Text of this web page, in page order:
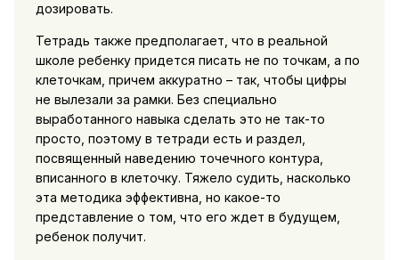
дозировать.
Тетрадь также предполагает, что в реальной
школе ребенку придется писать не по точкам, а по
клеточкам, причем аккуратно – так, чтобы цифры
не вылезали за рамки. Без специально
выработанного навыка сделать это не так-то
просто, поэтому в тетради есть и раздел,
посвященный наведению точечного контура,
вписанного в клеточку. Тяжело судить, насколько
эта методика эффективна, но какое-то
представление о том, что его ждет в будущем,
ребенок получит.